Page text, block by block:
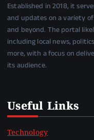
Established in 2018, it
and updates on a variety
and beyond. The portal
including local news,
more, with a focus on
its audience.
Useful Links
Technology